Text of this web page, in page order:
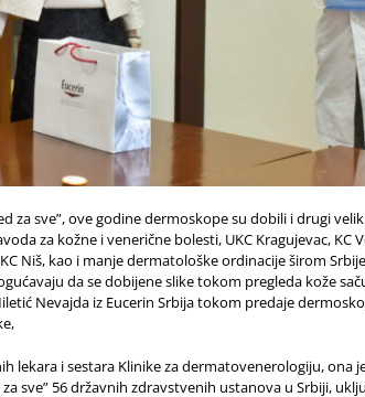
za sve”, ove godine dermoskope su dobili i drugi
za kožne i venerične bolesti, UKC Kragujevac,
Niš, kao i manje dermatološke ordinacije širom
da se dobijene slike tokom pregleda kože
Nevajda iz Eucerin Srbija tokom predaje
lekara i sestara Klinike za dermatovenerologiju, ona
sve” 56 državnih zdravstvenih ustanova u Srbiji,